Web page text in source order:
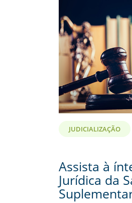
JUDICIALIZAÇÃO
Assista à
Jurídica da